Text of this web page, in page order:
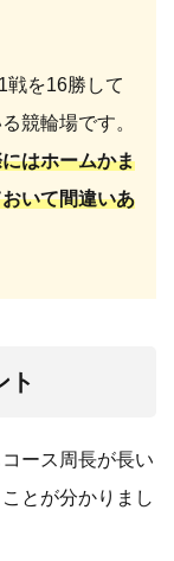
戦を16勝して
競輪場です。
はホームかま
いて間違いあ
ト
ース周長が長い
とが分かりまし